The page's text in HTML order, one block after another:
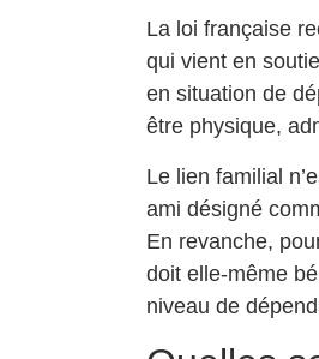
La loi française
qui vient en
en situation de
être physique,
Le lien familial
ami désigné
En revanche,
doit elle-même
niveau de